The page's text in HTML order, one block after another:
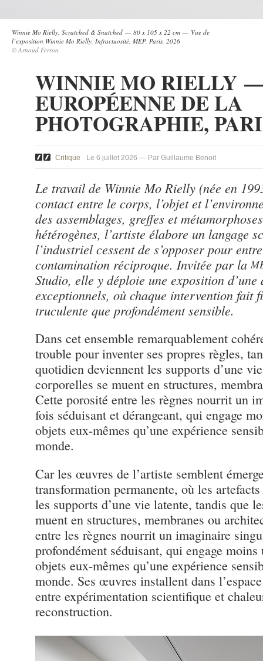
Winnie Mo Rielly, Scratched & Snatched — 80 x 105 x 22 cm — Vue de
l’exposition Winnie Mo Rielly, Infractuosité, MEP, Paris, 2026
© Arnaud Ferron
WINNIE MO RIELLY
EUROPÉENNE DE LA
PHOTOGRAPHIE,
Critique Le 6 juillet 2026 — Par Guillaume Benoit
Le travail de Winnie Mo Rielly (née en
contact entre le corps, l’objet et
des assemblages, greffes et
hétérogènes, l’artiste élabore un langage
l’industriel cessent de s’opposer pour
contamination réciproque. Invitée par la
Studio, elle y déploie une exposition
exceptionnels, où chaque intervention fait
truculente que profondément sensible.
Dans cet ensemble remarquablement
trouble pour inventer ses propres règles,
quotidien deviennent les supports d’une
corporelles se muent en structures,
Cette porosité entre les règnes nourrit un
fois séduisant et dérangeant, qui engage
objets eux-mêmes qu’une expérience
monde.
Car les œuvres de l’artiste semblent
transformation permanente, où les
les supports d’une vie latente, tandis que
muent en structures, membranes ou
entre les règnes nourrit un imaginaire
profondément séduisant, qui engage
objets eux-mêmes qu’une expérience
monde. Ses œuvres installent dans
entre expérimentation scientifique et
reconstruction.